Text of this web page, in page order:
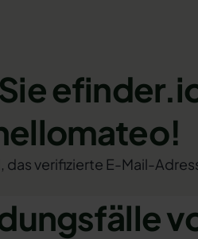
verifizierte E-Mail-